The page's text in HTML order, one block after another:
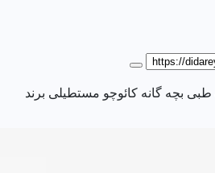
طبی بچه گانه کائوچو مستطیلی برند